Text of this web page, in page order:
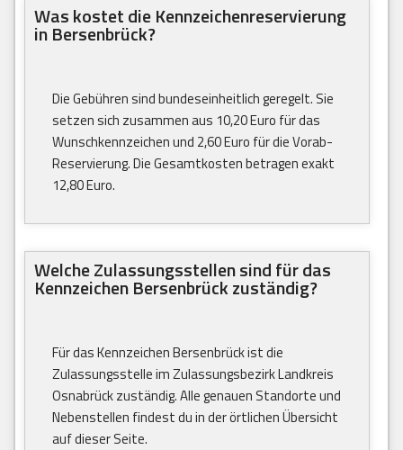
Was kostet die Kennzeichenreservierung
in Bersenbrück?
Die Gebühren sind bundeseinheitlich geregelt. Sie
setzen sich zusammen aus 10,20 Euro für das
Wunschkennzeichen und 2,60 Euro für die Vorab-
Reservierung. Die Gesamtkosten betragen exakt
12,80 Euro.
Welche Zulassungsstellen sind für das
Kennzeichen Bersenbrück zuständig?
Für das Kennzeichen Bersenbrück ist die
Zulassungsstelle im Zulassungsbezirk Landkreis
Osnabrück zuständig. Alle genauen Standorte und
Nebenstellen findest du in der örtlichen Übersicht
auf dieser Seite.